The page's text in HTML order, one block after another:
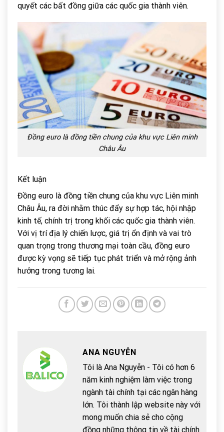
quyết các bất đồng giữa các quốc gia thành viên.
Đồng euro là đồng tiền chung của khu vực Liên minh
Châu Âu
Kết luận
Đồng euro là đồng tiền chung của khu vực Liên minh
Châu Âu, ra đời nhằm thúc đẩy sự hợp tác, hội nhập
kinh tế, chính trị trong khối các quốc gia thành viên.
Với vị trí địa lý chiến lược, giá trị ổn định và vai trò
quan trọng trong thương mại toàn cầu, đồng euro
được kỳ vọng sẽ tiếp tục phát triển và mở rộng ảnh
hưởng trong tương lai.
ANA NGUYỄN
Tôi là Ana Nguyễn - Tôi có hơn 6
năm kinh nghiệm làm việc trong
ngành tài chính tại các ngân hàng
lớn. Tôi thành lập website này với
mong muốn chia sẻ cho cộng
đồng những thông tin về tài chính